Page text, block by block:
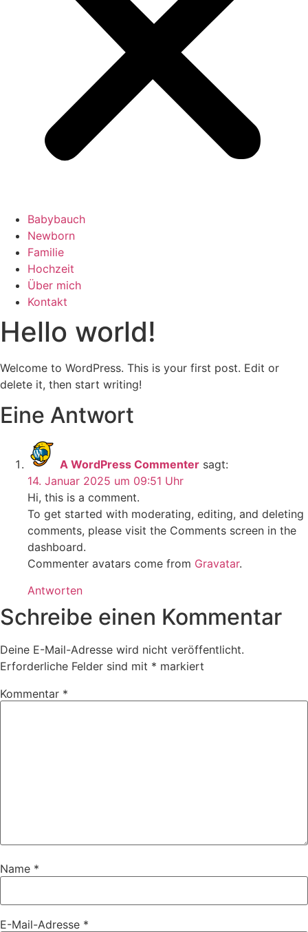
Babybauch
Newborn
Familie
Hochzeit
Über mich
Kontakt
Hello world!
Welcome to WordPress. This is your first post. Edit or
delete it, then start writing!
Eine Antwort
A WordPress Commenter sagt:
14. Januar 2025 um 09:51 Uhr
Hi, this is a comment.
To get started with moderating, editing, and deleting
comments, please visit the Comments screen in the
dashboard.
Commenter avatars come from Gravatar.
Antworten
Schreibe einen Kommentar
Deine E-Mail-Adresse wird nicht veröffentlicht.
Erforderliche Felder sind mit * markiert
Kommentar *
Name *
E-Mail-Adresse *